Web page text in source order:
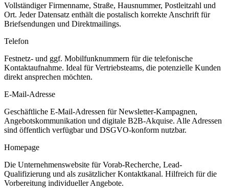
Vollständiger Firmenname, Straße, Hausnummer, Postleitzahl und
Ort. Jeder Datensatz enthält die postalisch korrekte Anschrift für
Briefsendungen und Direktmailings.
Telefon
Festnetz- und ggf. Mobilfunknummern für die telefonische
Kontaktaufnahme. Ideal für Vertriebsteams, die potenzielle Kunden
direkt ansprechen möchten.
E-Mail-Adresse
Geschäftliche E-Mail-Adressen für Newsletter-Kampagnen,
Angebotskommunikation und digitale B2B-Akquise. Alle Adressen
sind öffentlich verfügbar und DSGVO-konform nutzbar.
Homepage
Die Unternehmenswebsite für Vorab-Recherche, Lead-
Qualifizierung und als zusätzlicher Kontaktkanal. Hilfreich für die
Vorbereitung individueller Angebote.